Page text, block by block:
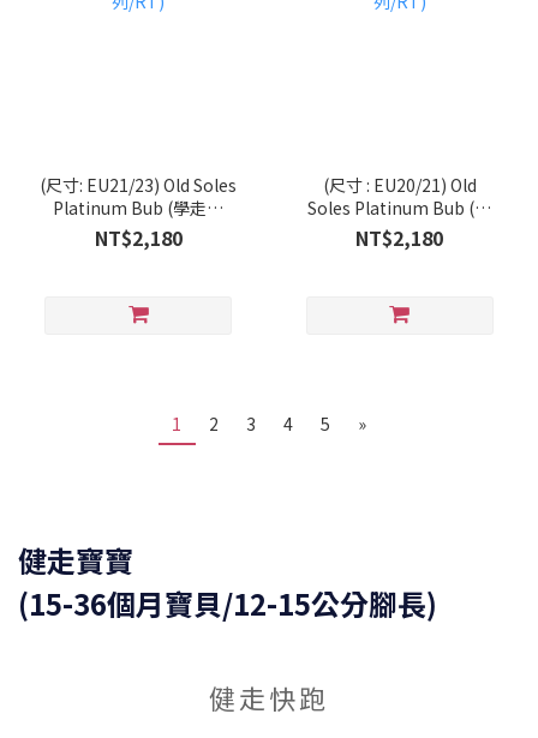
(尺寸: EU21/23) Old Soles
Platinum Bub (學走系
列/RT)
NT$2,180
(尺寸 : EU20/21) Old
Soles Platinum Bub (學
走系列/RT)
NT$2,180
1 2 3 4 5 »
健走寶寶
(15-36個月寶貝/12-15公分腳長)
健走快跑